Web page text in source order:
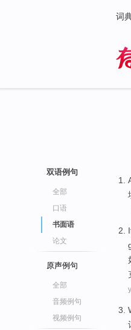
词
双语例句
全部
口语
书面语
论文
原声例句
全部
音频例句
视频例句